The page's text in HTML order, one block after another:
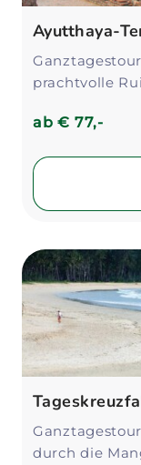
Ayutthaya-
prachtvolle
ab€ 77,-
durch die